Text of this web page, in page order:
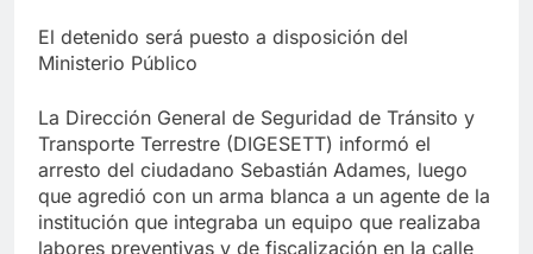
El detenido será puesto a disposición del
Ministerio Público
La Dirección General de Seguridad de Tránsito y
Transporte Terrestre (DIGESETT) informó el
arresto del ciudadano Sebastián Adames, luego
que agredió con un arma blanca a un agente de la
institución que integraba un equipo que realizaba
labores preventivas y de fiscalización en la calle